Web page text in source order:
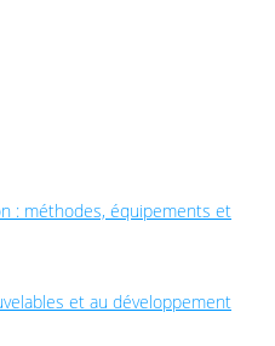
: méthodes, équipements et
et au développement